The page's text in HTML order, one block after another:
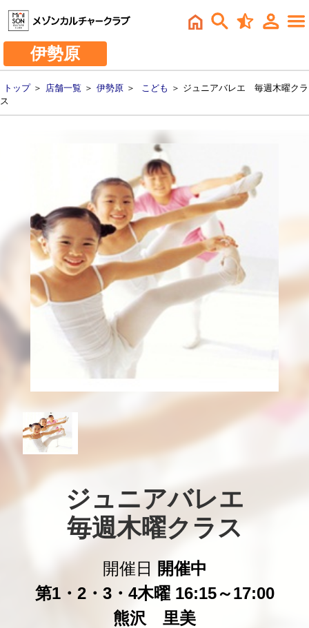
伊勢原
トップ＞ 店舗一覧 ＞ 伊勢原 ＞ こども ＞ ジュニアバレエ 毎週木曜クラ
ス
ジュニアバレエ
毎週木曜クラス
開催日
開催中
第1・2・3・4木曜 16:15～17:00
熊沢 里美